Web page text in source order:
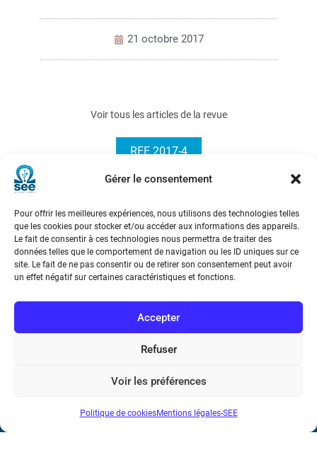
Gérer le consentement
Pour offrir les meilleures expériences, nous utilisons des technologies telles
que les cookies pour stocker et/ou accéder aux informations des appareils.
Le fait de consentir à ces technologies nous permettra de traiter des
données telles que le comportement de navigation ou les ID uniques sur ce
site. Le fait de ne pas consentir ou de retirer son consentement peut avoir
un effet négatif sur certaines caractéristiques et fonctions.
Accepter
Refuser
Voir les préférences
Politique de cookiesMentions légales-SEE
21 octobre 2017
Voir tous les articles de la revue
REE 2017-4
Société de l’Electricité, de l’Electronique et des Technologies
75116 Paris
Téléphone : (+33) 1 56 90 37 17
N° de SIREN : 785 393 232, Code APE : 9412Z TVA intra-